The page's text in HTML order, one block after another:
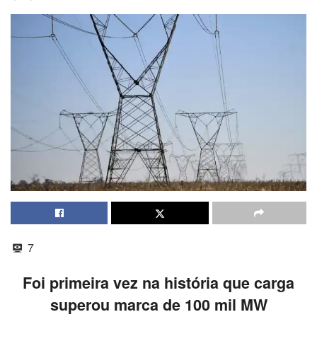
7
Foi primeira vez na história que carga
superou marca de 100 mil MW